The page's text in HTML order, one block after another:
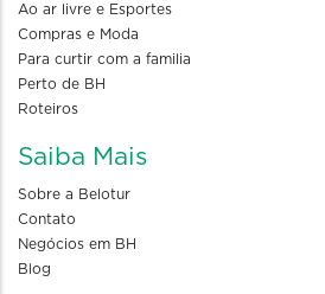
Ao ar livre e Esportes
Compras e Moda
Para curtir com a familia
Perto de BH
Roteiros
Saiba Mais
Sobre a Belotur
Contato
Negócios em BH
Blog